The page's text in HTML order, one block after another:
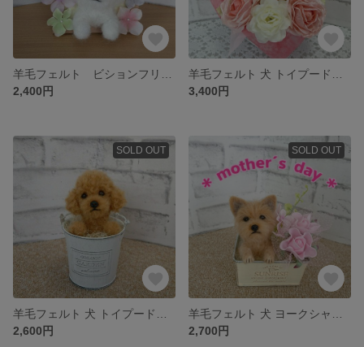
2,400円
3,400円
SOLD OUT
2,600円
SOLD OUT
2,700円